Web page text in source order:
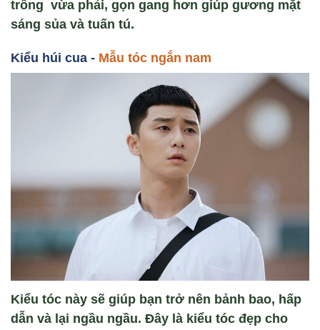
trông vừa phải, gọn gang hơn giúp gương mặt
sáng sủa và tuấn tú.
Kiểu húi cua - Mẫu tóc ngắn nam
Kiểu tóc này sẽ giúp bạn trở nên bảnh bao, hấp
dẫn và lại ngầu ngầu. Đây là kiểu tóc đẹp cho